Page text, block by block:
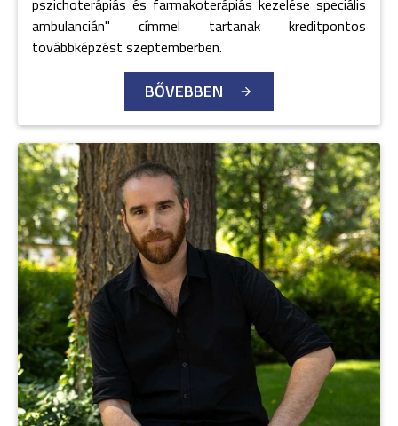
pszichoterápiás és farmakoterápiás kezelése speciális
ambulancián" címmel tartanak kreditpontos
továbbképzést szeptemberben.
BŐVEBBEN